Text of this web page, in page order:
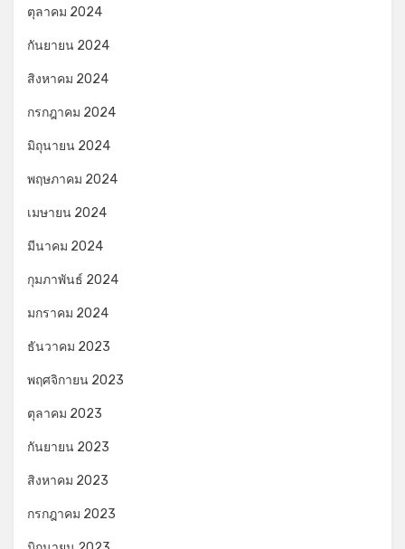
ตุลาคม 2024
กันยายน 2024
สิงหาคม 2024
กรกฎาคม 2024
มิถุนายน 2024
พฤษภาคม 2024
เมษายน 2024
มีนาคม 2024
กุมภาพันธ์ 2024
มกราคม 2024
ธันวาคม 2023
พฤศจิกายน 2023
ตุลาคม 2023
กันยายน 2023
สิงหาคม 2023
กรกฎาคม 2023